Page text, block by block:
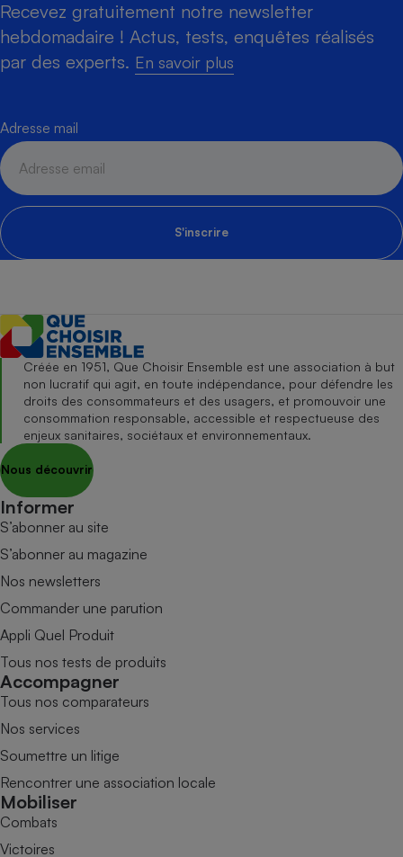
Recevez gratuitement notre newsletter
hebdomadaire ! Actus, tests, enquêtes réalisés
par des experts. En savoir plus
Adresse mail
S'inscrire
Créée en 1951, Que Choisir Ensemble est une association à but
non lucratif qui agit, en toute indépendance, pour défendre les
droits des consommateurs et des usagers, et promouvoir une
consommation responsable, accessible et respectueuse des
enjeux sanitaires, sociétaux et environnementaux.
Nous découvrir
Informer
S’abonner au site
S’abonner au magazine
Nos newsletters
Commander une parution
Appli Quel Produit
Tous nos tests de produits
Accompagner
Tous nos comparateurs
Nos services
Soumettre un litige
Rencontrer une association locale
Mobiliser
Combats
Victoires